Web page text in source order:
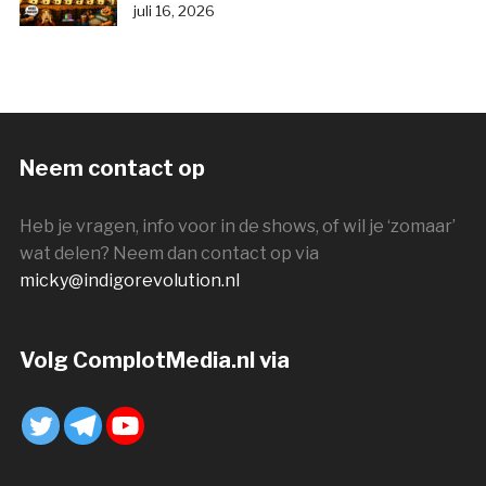
juli 16, 2026
Neem contact op
Heb je vragen, info voor in de shows, of wil je ‘zomaar’
wat delen? Neem dan contact op via
micky@indigorevolution.nl
Volg ComplotMedia.nl via